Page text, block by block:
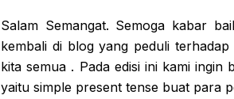
Salam Semangat. Semoga kabar
kembali di blog yang peduli
kita semua . Pada edisi ini kami
yaitu simple present tense buat para